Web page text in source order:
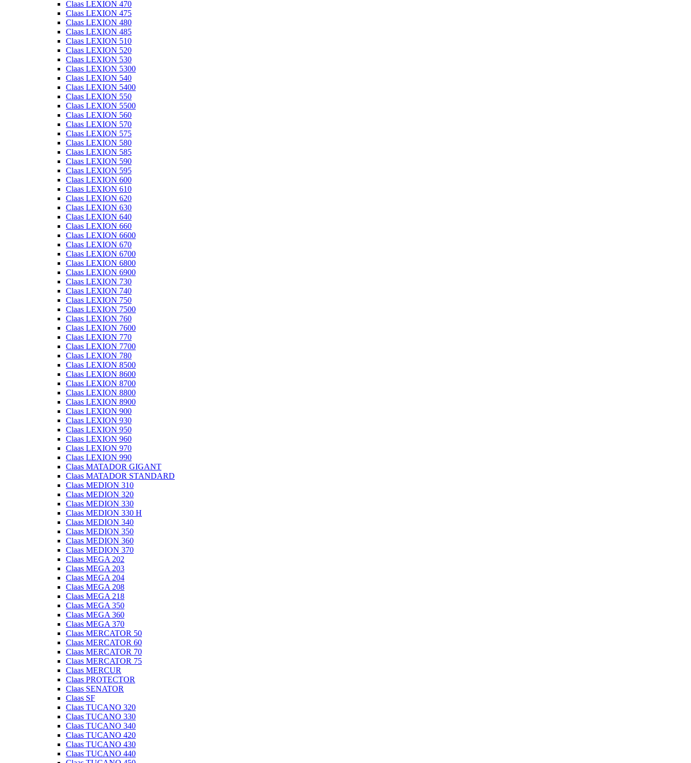
Claas LEXION 470
Claas LEXION 475
Claas LEXION 480
Claas LEXION 485
Claas LEXION 510
Claas LEXION 520
Claas LEXION 530
Claas LEXION 5300
Claas LEXION 540
Claas LEXION 5400
Claas LEXION 550
Claas LEXION 5500
Claas LEXION 560
Claas LEXION 570
Claas LEXION 575
Claas LEXION 580
Claas LEXION 585
Claas LEXION 590
Claas LEXION 595
Claas LEXION 600
Claas LEXION 610
Claas LEXION 620
Claas LEXION 630
Claas LEXION 640
Claas LEXION 660
Claas LEXION 6600
Claas LEXION 670
Claas LEXION 6700
Claas LEXION 6800
Claas LEXION 6900
Claas LEXION 730
Claas LEXION 740
Claas LEXION 750
Claas LEXION 7500
Claas LEXION 760
Claas LEXION 7600
Claas LEXION 770
Claas LEXION 7700
Claas LEXION 780
Claas LEXION 8500
Claas LEXION 8600
Claas LEXION 8700
Claas LEXION 8800
Claas LEXION 8900
Claas LEXION 900
Claas LEXION 930
Claas LEXION 950
Claas LEXION 960
Claas LEXION 970
Claas LEXION 990
Claas MATADOR GIGANT
Claas MATADOR STANDARD
Claas MEDION 310
Claas MEDION 320
Claas MEDION 330
Claas MEDION 330 H
Claas MEDION 340
Claas MEDION 350
Claas MEDION 360
Claas MEDION 370
Claas MEGA 202
Claas MEGA 203
Claas MEGA 204
Claas MEGA 208
Claas MEGA 218
Claas MEGA 350
Claas MEGA 360
Claas MEGA 370
Claas MERCATOR 50
Claas MERCATOR 60
Claas MERCATOR 70
Claas MERCATOR 75
Claas MERCUR
Claas PROTECTOR
Claas SENATOR
Claas SF
Claas TUCANO 320
Claas TUCANO 330
Claas TUCANO 340
Claas TUCANO 420
Claas TUCANO 430
Claas TUCANO 440